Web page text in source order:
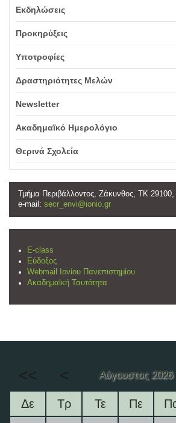
Εκδηλώσεις
Προκηρύξεις
Υποτροφίες
Δραστηριότητες Μελών
Newsletter
Ακαδημαϊκό Ημερολόγιο
Θερινά Σχολεία
Τμήμα Περιβάλλοντος, Ζάκυνθος, ΤΚ
e-mail: secr_envi@ionio.gr
E-class
Εύδοξος
Webmail Ιονίου Πανεπιστημίου
Ακαδημαϊκή Ταυτότητα
<< < Αύγουστος 2026
Δε Τρ Τε Πε